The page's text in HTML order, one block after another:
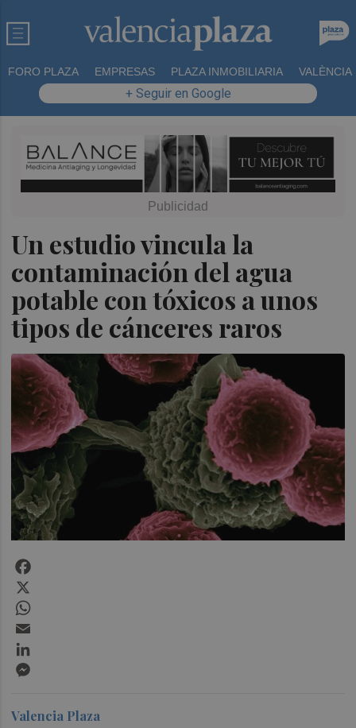
FORO PLAZA EMPRESAS PLAZA INMOBILIARIA VALÈNCIA
+ Seguir en Google
Un estudio vincula la
contaminación del agua
potable con tóxicos a unos
tipos de cánceres raros
Valencia Plaza